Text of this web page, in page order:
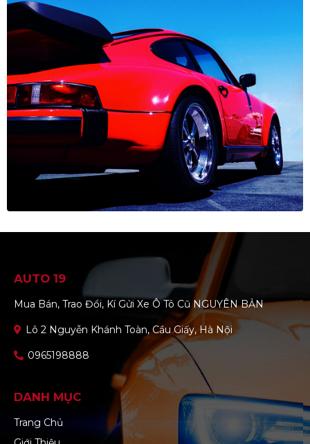
AUTO 19
Mua Bán, Trao Đổi, Kí Gửi Xe Ô Tô Cũ NGUYÊN BẢN
Lô 2 Nguyễn Khánh Toàn, Cầu Giấy, Hà Nội
0965198888
DANH MỤC
Trang Chủ